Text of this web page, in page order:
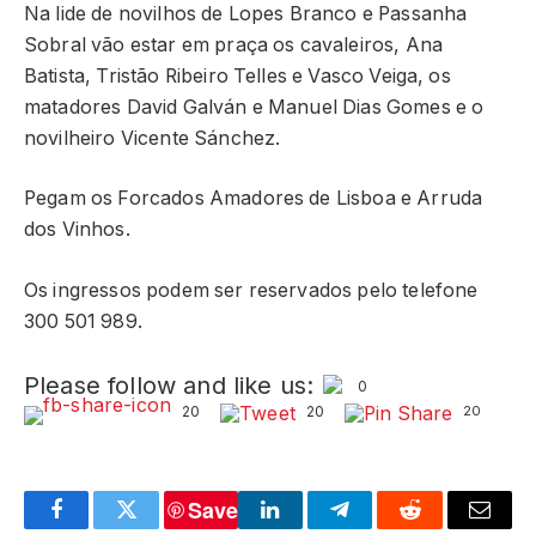
Na lide de novilhos de Lopes Branco e Passanha
Sobral vão estar em praça os cavaleiros, Ana
Batista, Tristão Ribeiro Telles e Vasco Veiga, os
matadores David Galván e Manuel Dias Gomes e o
novilheiro Vicente Sánchez.
Pegam os Forcados Amadores de Lisboa e Arruda
dos Vinhos.
Os ingressos podem ser reservados pelo telefone
300 501 989.
Please follow and like us:
0
20
20 20
FacebookTwitter
Save
LinkedInTelegramReddit Email